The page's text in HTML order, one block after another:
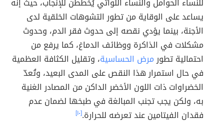
يساعد على الوقاية من تطور التشوهات الخلقية لدى
الأجنة، بينما يؤدي نقصه إلى حدوث فقر الدم، وحدوث
مشكلات في الذاكرة ووظائف الدماغ، كما يرفع من
احتمالية تطورمرض الحساسية، وتقليل الكثافة العظمية
في حال استمرار هذا النقص على المدى البعيد، وتُعدّ
الخضراوات ذات اللون الأخضر الداكن من المصادر الغنية
به، ولكن يجب تجنب المبالغة في طبخها لضمان عدم
فقدان الفيتامين عند تعرضه للحرارة.[١٠]